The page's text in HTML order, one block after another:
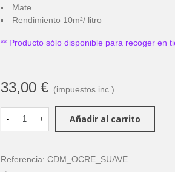
Mate
Rendimiento 10m²/ litro
** Producto sólo disponible para recoger en
33,00 € (impuestos inc.)
- + Añadir al carrito
Referencia: CDM_OCRE_SUAVE